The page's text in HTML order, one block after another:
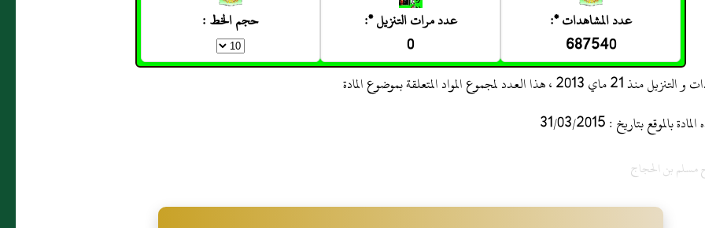
عدد المشاهدات *:
687540
عدد مرات التنزيل *:
0
حجم الخط :
العدد لمجموع المواد المتعلقة بموضوع المادة
بتاريخ : 31/03/2015
مسلم بن الحجاج